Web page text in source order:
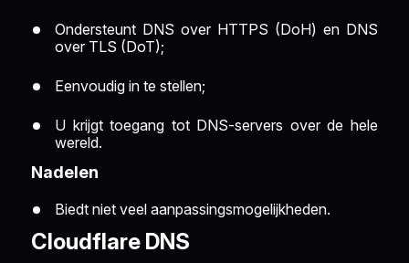
Ondersteunt DNS over HTTPS (DoH) en DNS
over TLS (DoT);
Eenvoudig in te stellen;
U krijgt toegang tot DNS-servers over de hele
wereld.
Nadelen
Biedt niet veel aanpassingsmogelijkheden.
Cloudflare DNS